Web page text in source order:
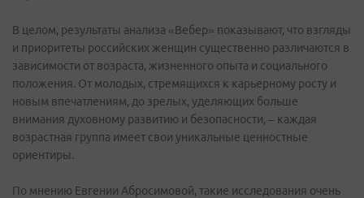
В целом, результаты анализа «Вебер» показывают, что взгляды
и приоритеты российских женщин существенно различаются в
зависимости от возраста, жизненного опыта и социального
положения. От молодых, стремящихся к карьерному росту и
новым впечатлениям, до зрелых, уделяющих больше
внимания духовному развитию и безопасности, – каждая
возрастная группа имеет свои уникальные ценностные
ориентиры.
По мнению Евгении Абросимовой, такие исследования очень